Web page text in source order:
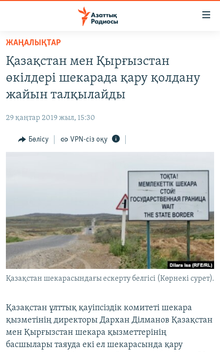
Skip
main
content
to
main
Navigation
to
САЯСАТ
AZATTYQTV
АДАМ ҚҰҚЫҚТАРЫ
ӘЛЕУМЕТ
ЖАЗЫЛЫҢЫЗ
Басқа тілдерде
ЖАҢАЛЫҚТАР
Қазақстан мен Қырғызстан
өкілдері шекарада қару қолдану
жайын талқылайды
29 қаңтар 2019 жыл, 15:30
Бөлісу VPN-сіз оқу
Қазақстан шекарасындағы ескерту белгісі (Көрнекі сурет).
Қазақстан ұлттық қауіпсіздік комитеті шекара
қызметінің директоры Дархан Ділманов Қазақстан
мен Қырғызстан шекара қызметтерінің
басшылары таяуда екі ел шекарасында қару